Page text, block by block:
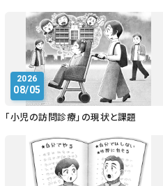
2026
08/05
「小児の訪問診療」の現状と課題